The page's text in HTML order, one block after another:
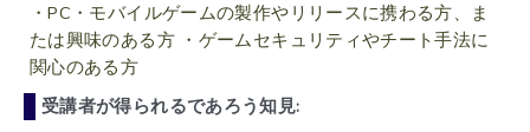
・PC・モバイルゲームの製作やリリースに携わる方、ま
たは興味のある方 ・ゲームセキュリティやチート手法に
関心のある方
受講者が得られるであろう知見: